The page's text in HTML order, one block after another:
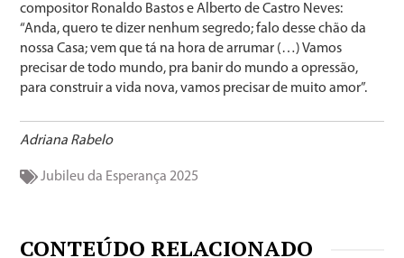
compositor Ronaldo Bastos e Alberto de Castro Neves:
“Anda, quero te dizer nenhum segredo; falo desse chão da
nossa Casa; vem que tá na hora de arrumar (…) Vamos
precisar de todo mundo, pra banir do mundo a opressão,
para construir a vida nova, vamos precisar de muito amor”.
Adriana Rabelo
Jubileu da Esperança 2025
CONTEÚDO RELACIONADO